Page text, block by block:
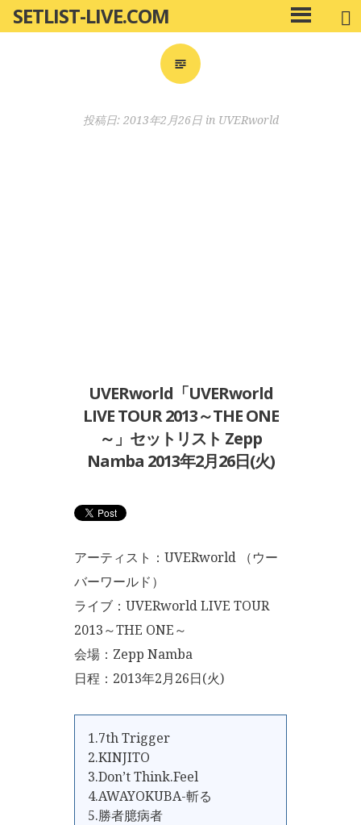
ン
SETLIST-LIVE.COM
メ
イ
投稿日: 2013年2月26日in UVERworld
UVERworld「UVERworld
LIVE TOUR 2013～THE ONE
～」セットリスト Zepp
Namba 2013年2月26日(火)
アーティスト：UVERworld （ウー
バーワールド）
ライブ：UVERworld LIVE TOUR
2013～THE ONE～
会場：Zepp Namba
日程：2013年2月26日(火)
1.7th Trigger
2.KINJITO
3.Don’t Think.Feel
4.AWAYOKUBA-斬る
5.勝者臆病者